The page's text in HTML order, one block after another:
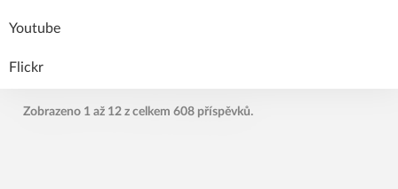
Youtube
Flickr
Zobrazeno 1 až 12 z celkem 608 příspěvků.